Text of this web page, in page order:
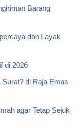
Barang
dan Layak
di 2026
di Raja Emas
agar Tetap Sejuk